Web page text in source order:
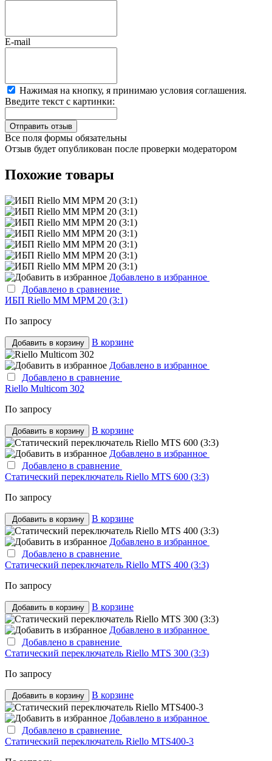
E-mail
Нажимая на кнопку, я принимаю условия соглашения.
Введите текст с картинки:
Все поля формы обязательны
Отзыв будет опубликован после проверки модератором
Похожие товары
Добавлено в избранное
Добавлено в сравнение
ИБП Riello MM MPM 20 (3:1)
По запросу
Добавить в корзину В корзине
Добавлено в избранное
Добавлено в сравнение
Riello Multicom 302
По запросу
Добавить в корзину В корзине
Добавлено в избранное
Добавлено в сравнение
Статический переключатель Riello MTS 600 (3:3)
По запросу
Добавить в корзину В корзине
Добавлено в избранное
Добавлено в сравнение
Статический переключатель Riello MTS 400 (3:3)
По запросу
Добавить в корзину В корзине
Добавлено в избранное
Добавлено в сравнение
Статический переключатель Riello MTS 300 (3:3)
По запросу
Добавить в корзину В корзине
Добавлено в избранное
Добавлено в сравнение
Статический переключатель Riello MTS400-3